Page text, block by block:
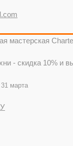
мастерская
- скидка 10% и
марта